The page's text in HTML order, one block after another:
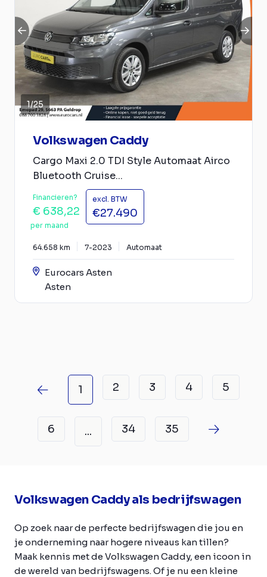
1/25
Volkswagen Caddy
Cargo Maxi 2.0 TDI Style Automaat Airco
Bluetooth Cruise...
Financieren?
€ 638,22
per maand
excl. BTW
€27.490
64.658 km 7-2023 Automaat
Eurocars Asten
Asten
1 2 3 4 5
6 ... 34 35
Volkswagen Caddy als bedrijfswagen
Op zoek naar de perfecte bedrijfswagen die jou en
je onderneming naar hogere niveaus kan tillen?
Maak kennis met de Volkswagen Caddy, een icoon in
de wereld van bedrijfswagens. Of je nu een kleine